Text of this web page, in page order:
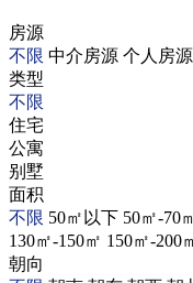
房源
不限 中介房源 个人房源
类型
不限
住宅
公寓
别墅
面积
不限 50㎡以下 50㎡-70
130㎡-150㎡ 150㎡-200
朝向